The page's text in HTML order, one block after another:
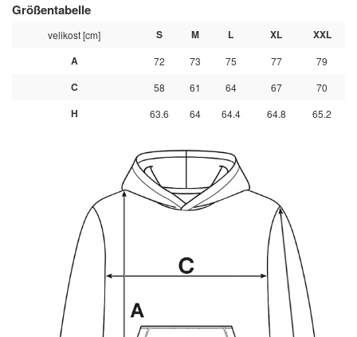
Größentabelle
velikost [cm] S M L XL
XXL
A
72 73 75 77 79
C 58 61 64 67 70
H 63.6 64 64.4 64.8 65.2